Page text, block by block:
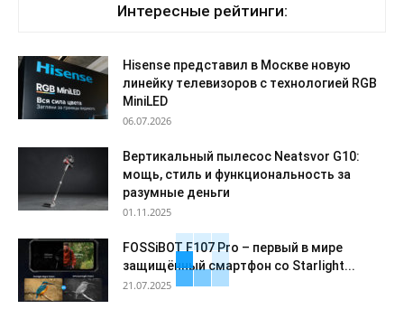
Интересные рейтинги:
Hisense представил в Москве новую
линейку телевизоров с технологией RGB
MiniLED
06.07.2026
Вертикальный пылесос Neatsvor G10:
мощь, стиль и функциональность за
разумные деньги
01.11.2025
FOSSiBOT F107 Pro – первый в мире
защищённый смартфон со Starlight...
21.07.2025